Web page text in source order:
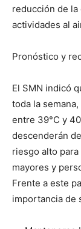
reducción de
actividades al
Pronóstico y
El SMN indicó
toda la
entre 39°C y
descenderán
riesgo alto
mayores y
Frente a este
importancia de